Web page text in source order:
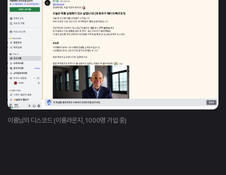
이룸님의 디스코드 (이룸라운지, 1000명 가입 중)